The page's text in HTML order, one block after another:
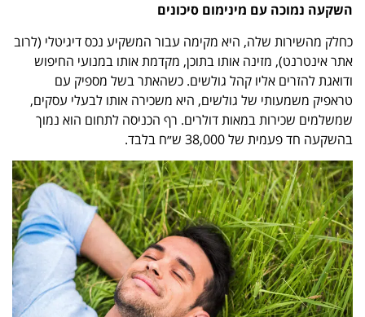
השקעה נמוכה עם מינימום סיכונים
כחלק מהשירות שלה, היא מקימה עבור המשקיע נכס דיגיטלי (לרוב
אתר אינטרנט), מזינה אותו בתוכן, מקדמת אותו במנועי החיפוש
ודואגת להזרים אליו קהל גולשים. כשהאתר בשל מספיק עם
טראפיק משמעותי של גולשים, היא משכירה אותו לבעלי עסקים,
שמשלמים שכירות במאות דולרים. רף הכניסה לתחום הוא נמוך
בהשקעה חד פעמית של 38,000 ש״ח בלבד.